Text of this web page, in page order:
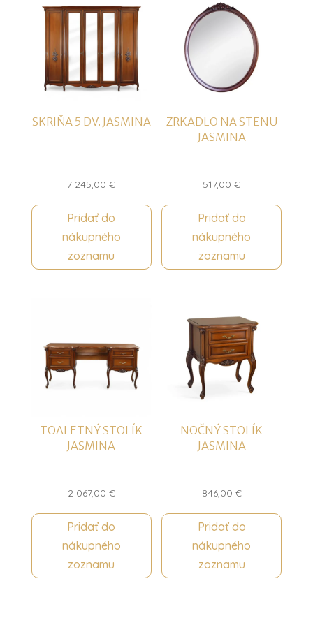
SKRIŇA 5 DV. JASMINA
7 245,00€
Pridať do
nákupného
zoznamu
ZRKADLO NA STENU
JASMINA
517,00€
Pridať do
nákupného
zoznamu
TOALETNÝ STOLÍK
JASMINA
2 067,00 €
Pridať do
nákupného
zoznamu
NOČNÝ STOLÍK
JASMINA
846,00 €
Pridať do
nákupného
zoznamu